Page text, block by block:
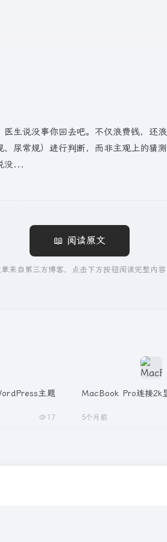
生说没事你回去吧。不仅浪费钱，还
尿常规）进行判断，而非主观上的
没...
📖 阅读原文
章来自第三方博客，点击下方按钮阅读完整内容
主题
17
MacBook Pro连接2k
5个月前